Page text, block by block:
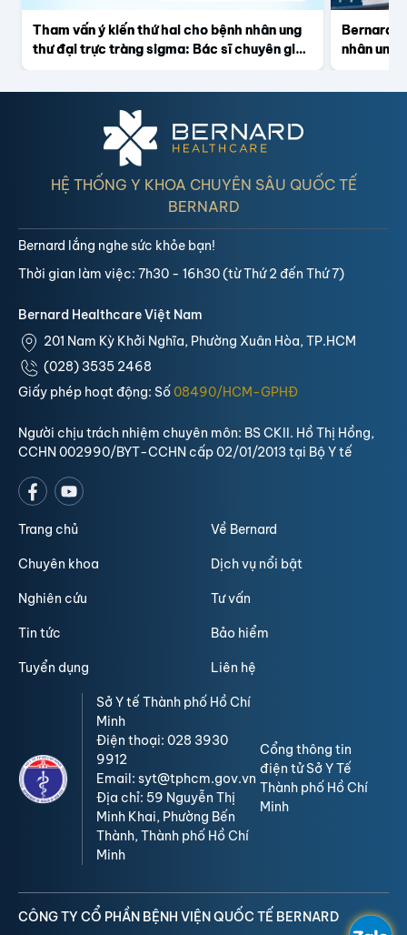
Tham vấn ý kiến thứ hai cho bệnh nhân ung
thư đại trực tràng sigma: Bác sĩ chuyên gia
Bernard
nhân ung
HỆ THỐNG Y KHOA CHUYÊN SÂU QUỐC TẾ
BERNARD
Bernard Healthcare Việt Nam
201 Nam Kỳ Khởi Nghĩa, Phường Xuân Hòa, TP.HCM
(028) 3535 2468
Giấy phép hoạt động: Số08490/HCM-GPHĐ
Người chịu trách nhiệm chuyên môn: BS CKII. Hồ Thị Hồng,
CCHN 002990/BYT-CCHN cấp 02/01/2013 tại Bộ Y tế
Bernard lắng nghe sức khỏe bạn!
Thời gian làm việc: 7h30 - 16h30 (từ Thứ 2 đến Thứ 7)
Trang chủ Về Bernard
Chuyên khoa Dịch vụ nổi bật
Nghiên cứu Tư vấn
Tin tức Bảo hiểm
Tuyển dụng Liên hệ
Sở Y tế Thành phố Hồ Chí
Minh
Điện thoại: 028 3930
9912
Email: syt@tphcm.gov.vn
Địa chỉ: 59 Nguyễn Thị
Minh Khai, Phường Bến
Thành, Thành phố Hồ Chí
Minh
Cổng thông tin
điện tử Sở Y Tế
Thành phố Hồ Chí
Minh
CÔNG TY CỔ PHẦN BỆNH VIỆN QUỐC TẾ BERNARD